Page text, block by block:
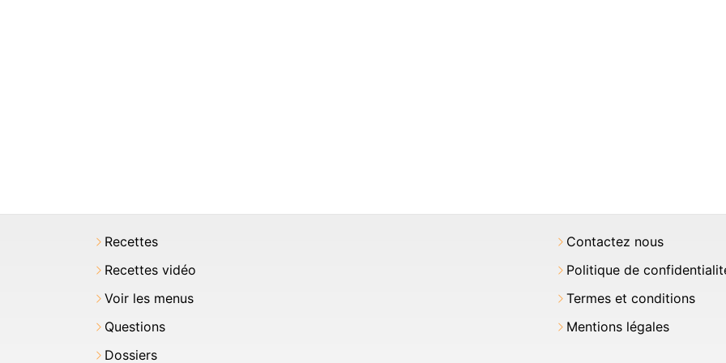
Recettes
Recettes vidéo
Voir les menus
Questions
Dossiers
Contactez nous
Politique de
Termes et conditions
Mentions légales